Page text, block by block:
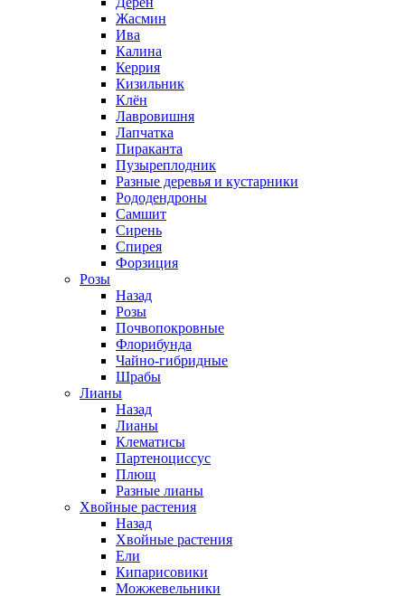
Жасмин
Ива
Калина
Керрия
Кизильник
Клён
Лавровишня
Лапчатка
Пираканта
Пузыреплодник
Разные деревья и кустарники
Рододендроны
Самшит
Сирень
Спирея
Форзиция
Розы
Назад
Розы
Почвопокровные
Флорибунда
Чайно-гибридные
Шрабы
Лианы
Назад
Лианы
Клематисы
Партеноциссус
Плющ
Разные лианы
Хвойные растения
Назад
Хвойные растения
Ели
Кипарисовики
Можжевельники